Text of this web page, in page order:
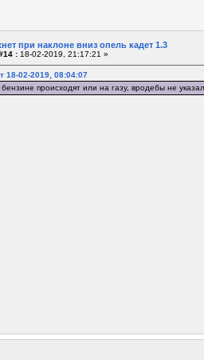
при наклоне вниз опель кадет 1.3
: 18-02-2019, 21:17:21 »
18-02-2019, 08:04:07
происходят или на газу, вродебы не